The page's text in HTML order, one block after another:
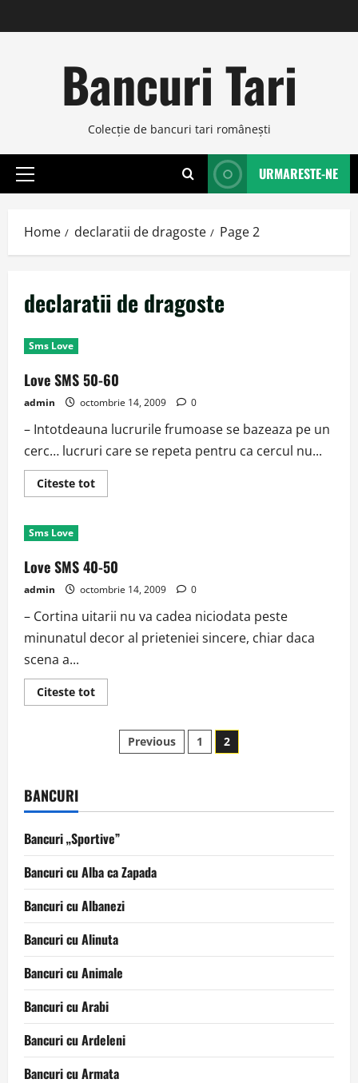
to
Bancuri Tari
Colecţie de bancuri tari româneşti
Primary
URMARESTE-NE
Home declaratii de dragoste Page 2
declaratii de dragoste
Sms Love
Love SMS 50-60
admin octombrie 14, 2009 0
– Intotdeauna lucrurile frumoase se bazeaza pe un
cerc… lucruri care se repeta pentru ca cercul nu...
Citeste totRead
more
Sms Love
Love SMS 40-50
admin octombrie 14, 2009 0
– Cortina uitarii nu va cadea niciodata peste
minunatul decor al prieteniei sincere, chiar daca
scena a...
Citeste totRead
more
Paginație
Previous 1 2
BANCURI
Bancuri „Sportive”
Bancuri cu Alba ca Zapada
Bancuri cu Albanezi
Bancuri cu Alinuta
Bancuri cu Animale
Bancuri cu Arabi
Bancuri cu Ardeleni
Bancuri cu Armata